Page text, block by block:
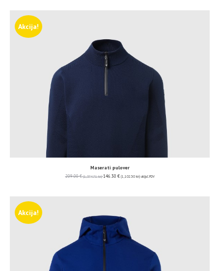
Akcija!
Maserati pulover
209.00€ (1,574.71 kn) 146.30 € (1,102.30 kn) uključ. PDV
Akcija!